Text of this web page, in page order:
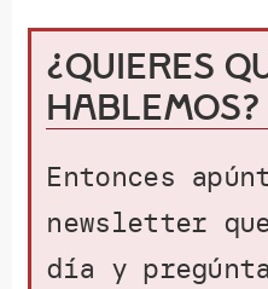
¿Quieres
hablemos?
Entonces
newsletter
día y